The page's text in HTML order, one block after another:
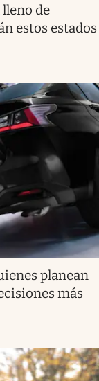
de
estos estados
planean
más